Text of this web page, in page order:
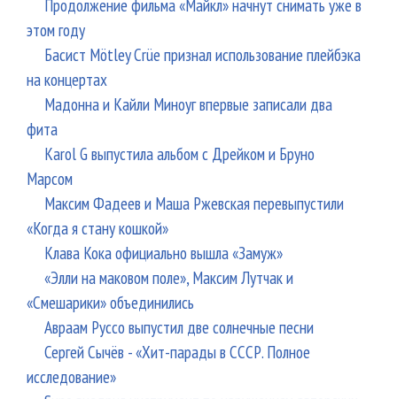
Продолжение фильма «Майкл» начнут снимать уже в
этом году
Басист Mötley Crüe признал использование плейбэка
на концертах
Мадонна и Кайли Миноуг впервые записали два
фита
Karol G выпустила альбом с Дрейком и Бруно
Марсом
Максим Фадеев и Маша Ржевская перевыпустили
«Когда я стану кошкой»
Клава Кока официально вышла «Замуж»
«Элли на маковом поле», Максим Лутчак и
«Смешарики» объединились
Авраам Руссо выпустил две солнечные песни
Сергей Сычёв - «Хит-парады в СССР. Полное
исследование»